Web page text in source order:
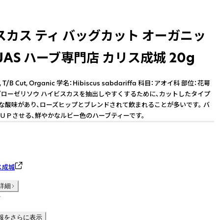
カス ティ バッグカット オーガニッ
ハーブ専門店 カリス成城 20g
T/B Cut, Organic 学名：Hibiscus sabdariffa 科目：アオイ科 部位：花萼
ーゼリソウ ハイビスカスを抽出しやすくするために、カットしたタイプ
酸味があり、ローズヒップとブレンドされて飲まれることが多いです。 バ
Ｐさせる、鮮やかなルビー色のハーブティーです。
成城
細
をさらに表示